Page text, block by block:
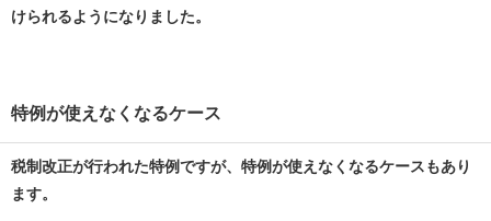
けられるようになりました。
特例が使えなくなるケース
税制改正が行われた特例ですが、特例が使えなくなるケースもあり
ます。